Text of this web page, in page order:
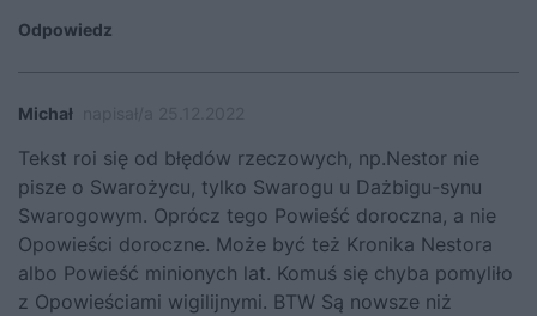
Odpowiedz
Michał
Tekst roi się od błędów rzeczowych, np.Nestor nie
pisze o Swarożycu, tylko Swarogu u Dażbigu-synu
Swarogowym. Oprócz tego Powieść doroczna, a nie
Opowieści doroczne. Może być też Kronika Nestora
albo Powieść minionych lat. Komuś się chyba pomyliło
z Opowieściami wigilijnymi. BTW Są nowsze niż